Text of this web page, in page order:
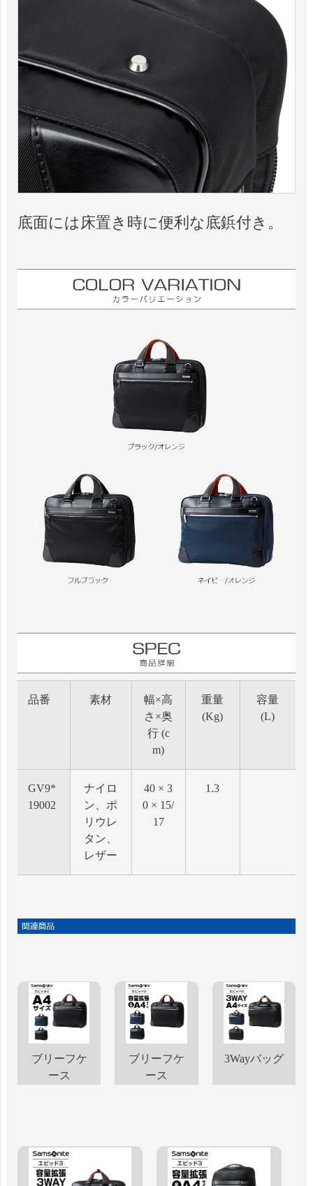
底面には床置き時に便利な底鋲付き。
品番 素材
幅×高
さ×奥
行 (c
m)
重量
(Kg)
容量
(L)
GV9*
19002
ナイロ
ン、ポ
リウレ
タン、
レザー
40 × 3
0 × 15/
17
1.3
ブリーフケ
ース
ブリーフケ
ース
3Wayバッグ